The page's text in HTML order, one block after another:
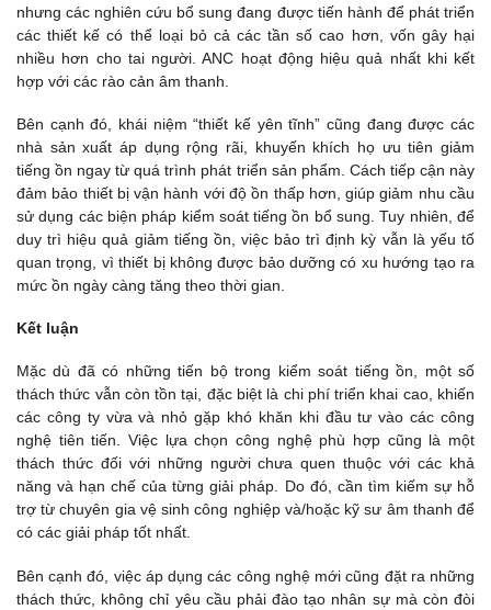
nhưng các nghiên cứu bổ sung đang được tiến hành để phát triển
các thiết kế có thể loại bỏ cả các tần số cao hơn, vốn gây hại
nhiều hơn cho tai người. ANC hoạt động hiệu quả nhất khi kết
hợp với các rào cản âm thanh.
Bên cạnh đó, khái niệm “thiết kế yên tĩnh” cũng đang được các
nhà sản xuất áp dụng rộng rãi, khuyến khích họ ưu tiên giảm
tiếng ồn ngay từ quá trình phát triển sản phẩm. Cách tiếp cận này
đảm bảo thiết bị vận hành với độ ồn thấp hơn, giúp giảm nhu cầu
sử dụng các biện pháp kiểm soát tiếng ồn bổ sung. Tuy nhiên, để
duy trì hiệu quả giảm tiếng ồn, việc bảo trì định kỳ vẫn là yếu tố
quan trọng, vì thiết bị không được bảo dưỡng có xu hướng tạo ra
mức ồn ngày càng tăng theo thời gian.
Kết luận
Mặc dù đã có những tiến bộ trong kiểm soát tiếng ồn, một số
thách thức vẫn còn tồn tại, đặc biệt là chi phí triển khai cao, khiến
các công ty vừa và nhỏ gặp khó khăn khi đầu tư vào các công
nghệ tiên tiến. Việc lựa chọn công nghệ phù hợp cũng là một
thách thức đối với những người chưa quen thuộc với các khả
năng và hạn chế của từng giải pháp. Do đó, cần tìm kiếm sự hỗ
trợ từ chuyên gia vệ sinh công nghiệp và/hoặc kỹ sư âm thanh để
có các giải pháp tốt nhất.
Bên cạnh đó, việc áp dụng các công nghệ mới cũng đặt ra những
thách thức, không chỉ yêu cầu phải đào tạo nhân sự mà còn đòi